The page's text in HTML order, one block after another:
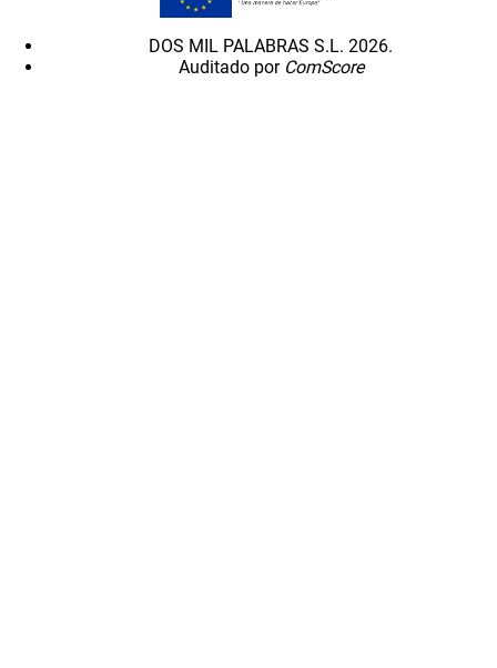
DOS MIL PALABRAS S.L. 2026.
Auditado por ComScore